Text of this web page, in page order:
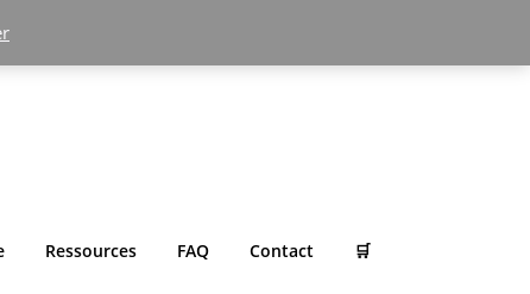
Ressources FAQ Contact 🛒